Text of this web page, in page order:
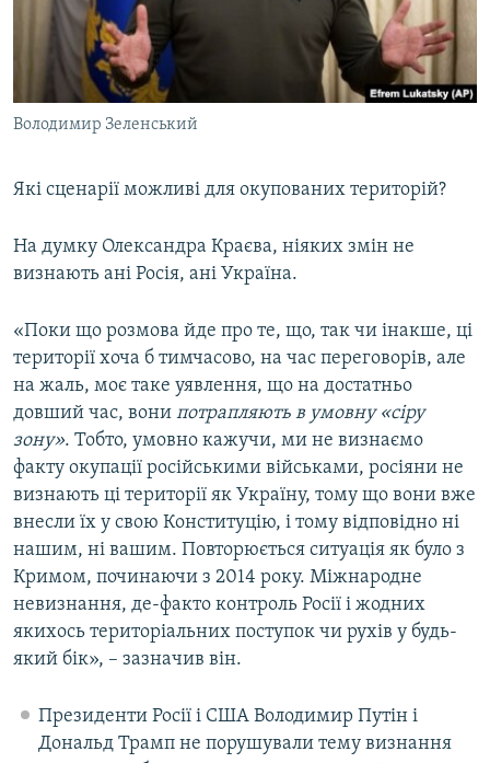
Володимир Зеленський
Які сценарії можливі для окупованих територій?
На думку Олександра Краєва, ніяких змін не
визнають ані Росія, ані Україна.
«Поки що розмова йде про те, що, так чи інакше, ці
території хоча б тимчасово, на час переговорів, але
на жаль, моє таке уявлення, що на достатньо
довший час, вони потрапляють в умовну «сіру
зону». Тобто, умовно кажучи, ми не визнаємо
факту окупації російськими військами, росіяни не
визнають ці території як Україну, тому що вони вже
внесли їх у свою Конституцію, і тому відповідно ні
нашим, ні вашим. Повторюється ситуація як було з
Кримом, починаючи з 2014 року. Міжнародне
невизнання, де-факто контроль Росії і жодних
якихось територіальних поступок чи рухів у будь-
який бік», – зазначив він.
Президенти Росії і США Володимир Путін і
Дональд Трамп не порушували тему визнання